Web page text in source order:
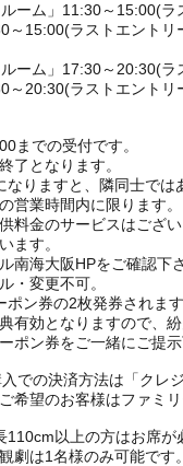
ルーム」11:30～15:00(
～15:00(ラストエントリ
ルーム」17:30～20:30(
～20:30(ラストエントリ
までの受付です。
了となります。
りますと、隣同士では
営業時間内に限ります。
料金のサービスはござい
ます。
南海大阪HPをご確認下さ
・変更不可。
ン券の2枚発券されま
有効となりますので、
ポン券をご一緒にご提示
での決済方法は「クレ
希望のお客様はファミ
以上の方はお席が
劇は1名様のみ可能です